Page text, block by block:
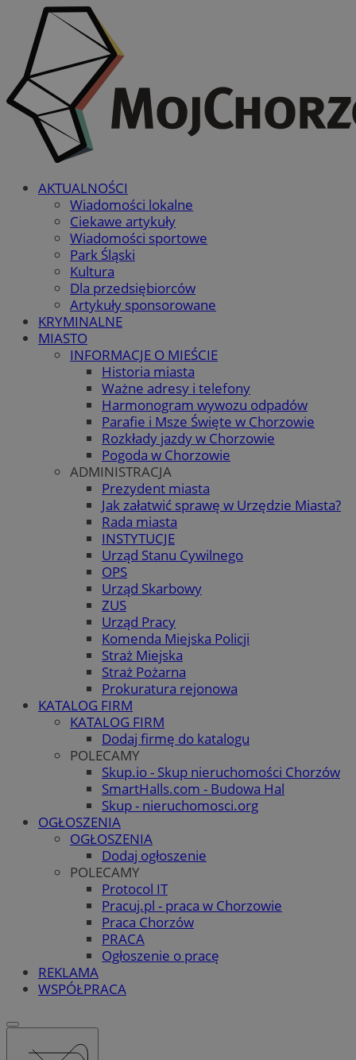
AKTUALNOŚCI
Wiadomości lokalne
Ciekawe artykuły
Wiadomości sportowe
Park Śląski
Kultura
Dla przedsiębiorców
Artykuły sponsorowane
KRYMINALNE
MIASTO
INFORMACJE O MIEŚCIE
Historia miasta
Ważne adresy i telefony
Harmonogram wywozu odpadów
Parafie i Msze Święte w Chorzowie
Rozkłady jazdy w Chorzowie
Pogoda w Chorzowie
ADMINISTRACJA
Prezydent miasta
Jak załatwić sprawę w Urzędzie Miasta?
Rada miasta
INSTYTUCJE
Urząd Stanu Cywilnego
OPS
Urząd Skarbowy
ZUS
Urząd Pracy
Komenda Miejska Policji
Straż Miejska
Straż Pożarna
Prokuratura rejonowa
KATALOG FIRM
KATALOG FIRM
Dodaj firmę do katalogu
POLECAMY
Skup.io - Skup nieruchomości Chorzów
SmartHalls.com - Budowa Hal
Skup - nieruchomosci.org
OGŁOSZENIA
OGŁOSZENIA
Dodaj ogłoszenie
POLECAMY
Protocol IT
Pracuj.pl - praca w Chorzowie
Praca Chorzów
PRACA
Ogłoszenie o pracę
REKLAMA
WSPÓŁPRACA